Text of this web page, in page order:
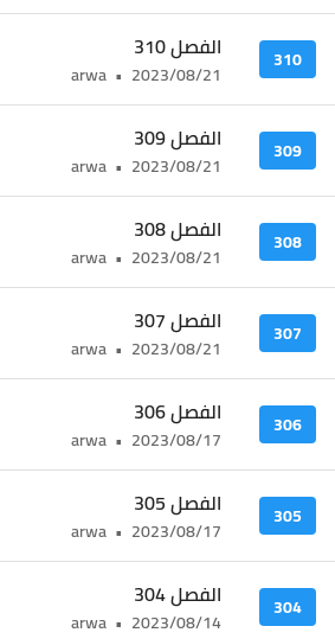
310 الفصل 310
2023/08/21
•
arwa
309 الفصل 309
2023/08/21
•
arwa
308 الفصل 308
2023/08/21
•
arwa
307 الفصل 307
2023/08/21
•
arwa
306 الفصل 306
2023/08/17
•
arwa
305 الفصل 305
2023/08/17
•
arwa
304 الفصل 304
2023/08/14
•
arwa